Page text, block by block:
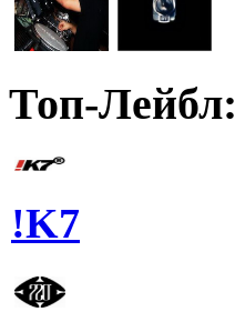
Топ-Лейбл:
!K7